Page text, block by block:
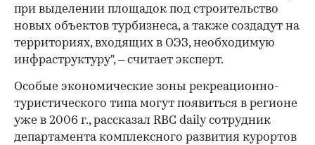
при выделении площадок под строительство
новых объектов турбизнеса, а также создадут на
территориях, входящих в ОЭЗ, необходимую
инфраструктуру", – считает эксперт.
Особые экономические зоны рекреационно-
туристического типа могут появиться в регионе
уже в 2006 г., рассказал RBC daily сотрудник
департамента комплексного развития курортов